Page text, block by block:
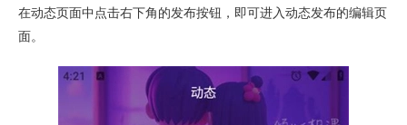
在动态页面中点击右下角的发布按钮，即可进入动态发布的编辑页
面。